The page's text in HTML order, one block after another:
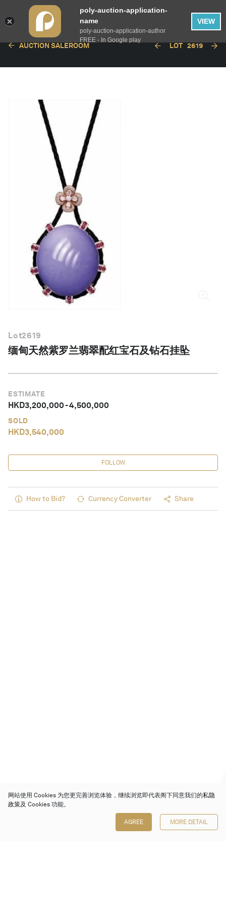
简体中文
AUCTION SALEROOM LOT 2619
Lot2619
缅甸天然紫罗兰翡翠配红宝石及钻石挂坠
ESTIMATE
HKD3,200,000-4,500,000
SOLD
HKD3,540,000
FOLLOW
How to Bid? Currency Converter Share
网站使用 Cookies 为您更完善浏览体验，继续浏览即代表阁下同意我们的私隐
政策及 Cookies 功能。
AGREE MORE DETAIL
poly-auction-application-
name
poly-auction-application-author
FREE - In Google play
VIEW